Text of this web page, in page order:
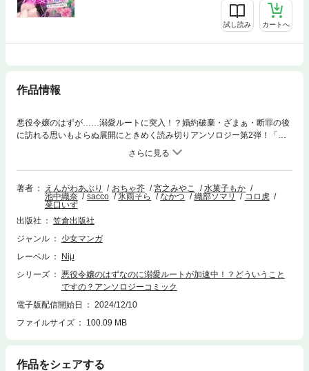
試し読み カートへ
作品情報
悪役令嬢のはずが……溺愛ルートに突入！？婚約破棄・ざまぁ・断罪の後
に訪れる思いもよらぬ展開にときめく読み切りアンソロジー第2弾！「小
説家になろう」掲載の短編小説のコミカライズ＆オリジナル読み切りの計
5本を収録！▼LINEUPcover：えんがわあぶり①「裏切りの魔女は帝国で
微笑む」おちゃ芥／原作：宮之みやこ②「ちょっとおバカな悪役令嬢」水
菓子もか／原作：池中織奈③「嫌われ姫ですが王家の影（のちのヒーロ
ー）が離れてくれません」sacco／原作：氷雨そら④「愛する殿下のため
に悪役令嬢を目指します！」なかつ／原作：織部ソマリ⑤「美形苦手な悪
役令嬢なのに攻略対象（美形）が狙ってくる」コロ虎／原作：菜口いず
著者 えんがわあぶり おちゃ芥 宮之みやこ
水菓子もか
池中織奈
sacco 氷雨そら なかつ 織部ソマリ
コロ虎
菜口いず
出版社
笠倉出版社
ジャンル
少女マンガ
レーベル
Niμ
シリーズ
悪役令嬢のはずなのに溺愛ルートが加速中！？どういうこと
ですの？アンソロジーコミック
電子版配信開始日
2024/12/10
ファイルサイズ
100.09 MB
作品をシェアする